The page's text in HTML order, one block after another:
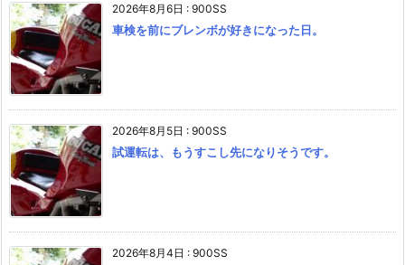
2026年8月6日 : 900SS
車検を前にブレンボが好きになった日。
2026年8月5日 : 900SS
試運転は、もうすこし先になりそうです。
2026年8月4日 : 900SS